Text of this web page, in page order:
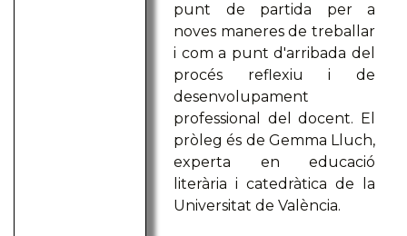
punt de partida per a
noves maneres de treballar
i com a punt d'arribada del
procés reflexiu i de
desenvolupament
professional del docent. El
pròleg és de Gemma Lluch,
experta en educació
literària i catedràtica de la
Universitat de València.